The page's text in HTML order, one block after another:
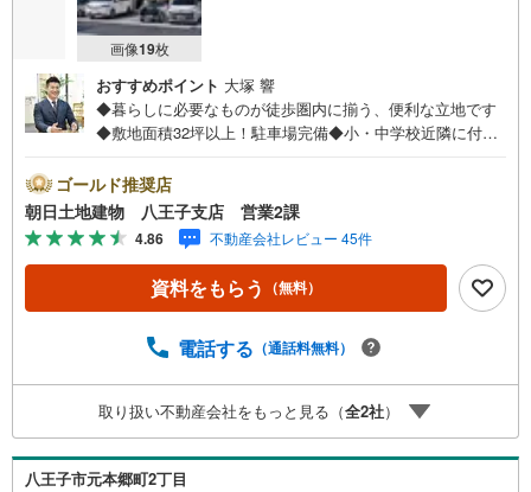
画像19枚
おすすめポイント 大塚 響
◆暮らしに必要なものが徒歩圏内に揃う、便利な立地です
◆敷地面積32坪以上！駐車場完備◆小・中学校近隣に付、
放感のあるリビング◆収納豊富な3SLDK
ゴールド推奨店
朝日土地建物 八王子支店 営業2課
4.86 不動産会社レビュー 45件
資料をもらう （無料）
電話する （通話料無料）
取り扱い不動産会社をもっと見る（全2社）
八王子市元本郷町2丁目